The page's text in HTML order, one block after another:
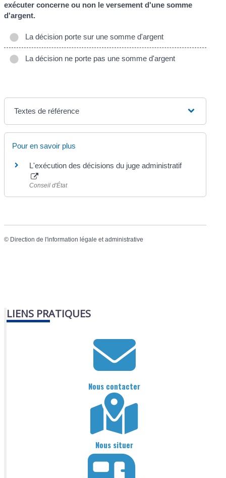
exécuter concerne ou non le versement d'une somme
d'argent.
La décision porte sur une somme d'argent
La décision ne porte pas une somme d'argent
Textes de référence
Pour en savoir plus
L'exécution des décisions du juge administratif
Conseil d'État
© Direction de l'information légale et administrative
LIENS PRATIQUES
Nous contacter
Nous situer